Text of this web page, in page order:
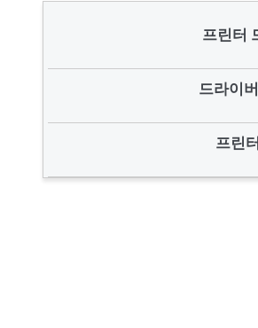
프린터
드라이
프린